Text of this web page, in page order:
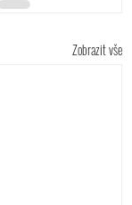
Zobrazit vše